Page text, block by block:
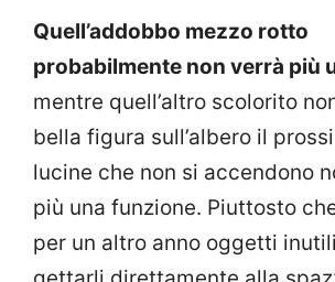
Quell’addobbo mezzo rotto
probabilmente non verrà più
mentre quell’altro scolorito
bella figura sull’albero il
lucine che non si accendono
più una funzione. Piuttosto
per un altro anno oggetti